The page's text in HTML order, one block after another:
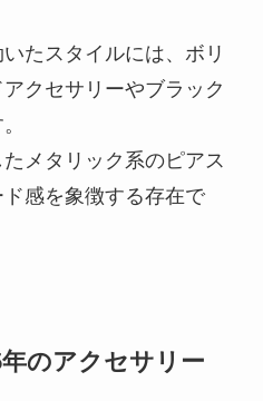
たスタイルには、ボリ
クセサリーやブラック
メタリック系のピアス
感を象徴する存在で
のアクセサリー